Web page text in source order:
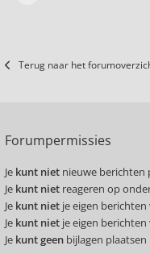
Terug naar het
Forumpermissies
Je kunt niet nieuwe berichten
Je kunt niet reageren op
Je kunt niet je eigen
Je kunt niet je eigen
Je kunt geen bijlagen